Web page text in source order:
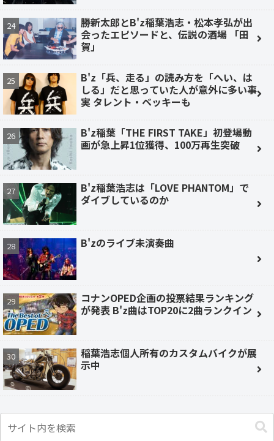
勝新太郎とB'z稲葉浩志・松本孝弘が出
会ったエピソードと、伝説の酒場 「田
賀」
B'z「兵、走る」の読み方を「へい、は
しる」だと思っていた人が意外に多い事
実 タレント・ベッキーも
B'z稲葉「THE FIRST TAKE」初登場動
画が急上昇1位獲得、100万再生突破
B'z稲葉浩志は「LOVE PHANTOM」で
ダイブしているのか
B'zのライブ未演奏曲
コナンOPED企画の投票結果ランキング
が発表 B'z曲はTOP20に2曲ランクイン
稲葉浩志個人所有のカスタムバイクが展
示中